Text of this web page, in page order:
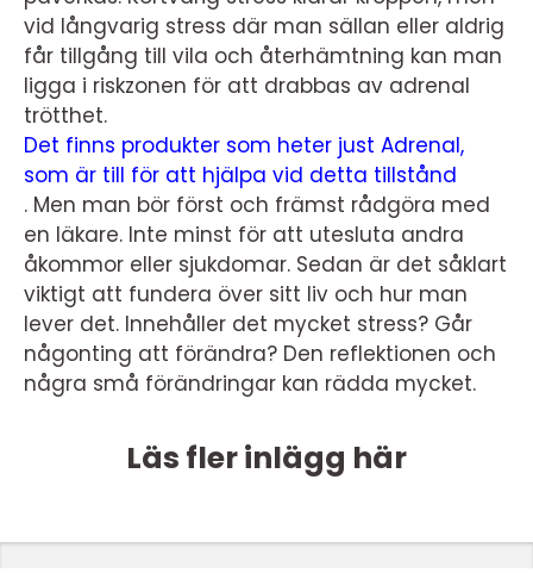
vid långvarig stress där man sällan eller aldrig
får tillgång till vila och återhämtning kan man
ligga i riskzonen för att drabbas av adrenal
trötthet.
Det finns produkter som heter just Adrenal,
som är till för att hjälpa vid detta tillstånd
. Men man bör först och främst rådgöra med
en läkare. Inte minst för att utesluta andra
åkommor eller sjukdomar. Sedan är det såklart
viktigt att fundera över sitt liv och hur man
lever det. Innehåller det mycket stress? Går
någonting att förändra? Den reflektionen och
några små förändringar kan rädda mycket.
Läs fler inlägg här